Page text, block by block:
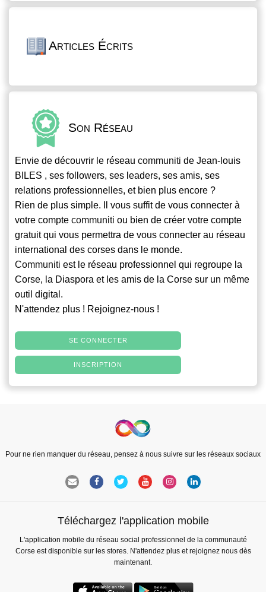
Articles Écrits
Son Réseau
Envie de découvrir le réseau communiti de Jean-louis
BILES , ses followers, ses leaders, ses amis, ses
relations professionnelles, et bien plus encore ?
Rien de plus simple. Il vous suffit de vous connecter à
votre compte communiti ou bien de créer votre compte
gratuit qui vous permettra de vous connecter au réseau
international des corses dans le monde.
Communiti est le réseau professionnel qui regroupe la
Corse, la Diaspora et les amis de la Corse sur un même
outil digital.
N'attendez plus ! Rejoignez-nous !
SE CONNECTER
INSCRIPTION
Pour ne rien manquer du réseau, pensez à nous suivre sur les réseaux sociaux
Téléchargez l'application mobile
L'application mobile du réseau social professionnel de la communauté
Corse est disponible sur les stores. N'attendez plus et rejoignez nous dès
maintenant.